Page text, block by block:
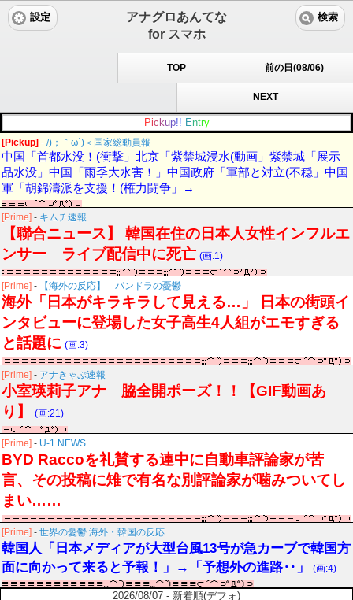
アナグロあんてな
for スマホ
設定 検索
TOP 前の日(08/06)
NEXT
Pic kup!! Entry
[Pickup] - /)；｀ω´)＜国家総動員報
中国「首都水没！(衝撃」北京「紫禁城浸水(動画」紫禁城「展示
品水没」中国「雨季大水害！」中国政府「軍部と対立(不穏」中国
軍「胡錦濤派を支援！(権力闘争」→
[Prime] - キムチ速報
【聯合ニュース】 韓国在住の日本人女性インフルエ
ンサー ライブ配信中に死亡 (画:1)
[Prime] - 【海外の反応】 パンドラの憂鬱
海外「日本がキラキラして見える…」 日本の街頭イ
ンタビューに登場した女子高生4人組がエモすぎる
と話題に (画:3)
[Prime] - アナきゃぷ速報
小室瑛莉子アナ 脇全開ポーズ！！【GIF動画あ
り】
(画:21)
[Prime] - U-1 NEWS.
BYD Raccoを礼賛する連中に自動車評論家が苦
言、その投稿に雉で有名な別評論家が噛みついてし
まい……
[Prime] - 世界の憂鬱 海外・韓国の反応
韓国人「日本メディアが大型台風13号が急カーブで韓国方
面に向かって来ると予報！」→「予想外の進路‥」
(画:4)
2026/08/07 - 新着順(デフォ)